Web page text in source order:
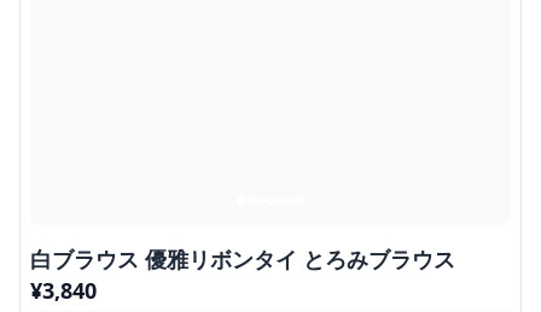
白ブラウス 優雅リボンタイ とろみブラウス
¥3,840